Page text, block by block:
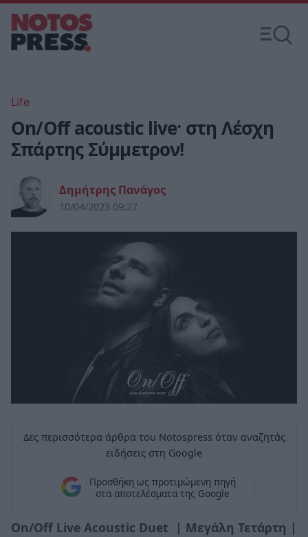
Life
On/Off acoustic live· στη Λέσχη
Σπάρτης Σύμμετρον!
Δημήτρης Πανάγος
10/04/2023 09:27
Δες περισσότερα άρθρα του Notospress όταν αναζητάς
ειδήσεις στη Google
Προσθήκη ως προτιμώμενη πηγή
στα αποτελέσματα της Google
On/Off Live Acoustic Duet | Μεγάλη Τετάρτη |